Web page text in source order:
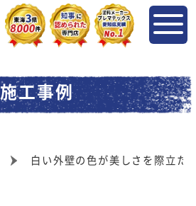
施工事例
白い外壁の色が美しさを際立